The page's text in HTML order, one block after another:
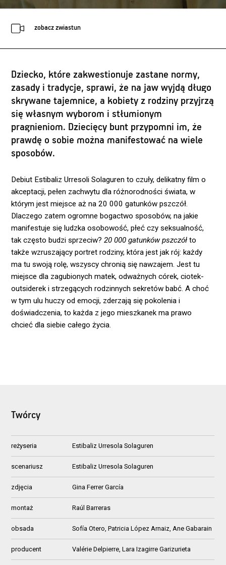
zobacz zwiastun
Dziecko, które zakwestionuje zastane normy,
zasady i tradycje, sprawi, że na jaw wyjdą długo
skrywane tajemnice, a kobiety z rodziny przyjrzą
się własnym wyborom i stłumionym
pragnieniom. Dziecięcy bunt przypomni im, że
prawdę o sobie można manifestować na wiele
sposobów.
Debiut Estibaliz Urresoli Solaguren to czuły, delikatny film o
akceptacji, pełen zachwytu dla różnorodności świata, w
którym jest miejsce aż na 20 000 gatunków pszczół.
Dlaczego zatem ogromne bogactwo sposobów, na jakie
manifestuje się ludzka osobowość, płeć czy seksualność,
tak często budzi sprzeciw?20 000 gatunków pszczółto
także wzruszający portret rodziny, która jest jak rój: każdy
ma tu swoją rolę, wszyscy chronią się nawzajem. Jest tu
miejsce dla zagubionych matek, odważnych córek, ciotek-
outsiderek i strzegących rodzinnych sekretów babć. A choć
w tym ulu huczy od emocji, zderzają się pokolenia i
doświadczenia, to każda z jego mieszkanek ma prawo
chcieć dla siebie całego życia.
Twórcy
reżyseria Estibaliz Urresola Solaguren
scenariusz Estibaliz Urresola Solaguren
zdjęcia Gina Ferrer García
montaż Raúl Barreras
obsada Sofía Otero, Patricia López Arnaiz, Ane Gabarain
producent Valérie Delpierre, Lara Izagirre Garizurieta